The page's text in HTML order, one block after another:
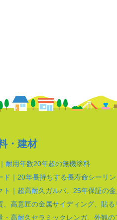
・建材
耐用年数20年超の無機塗料
ド｜20年長持ちする長寿命シーリ
ト｜超高耐久ガルバ、25年保証の
、高意匠の金属サイディング、貼る
・高耐久セラミックレンガ、外観